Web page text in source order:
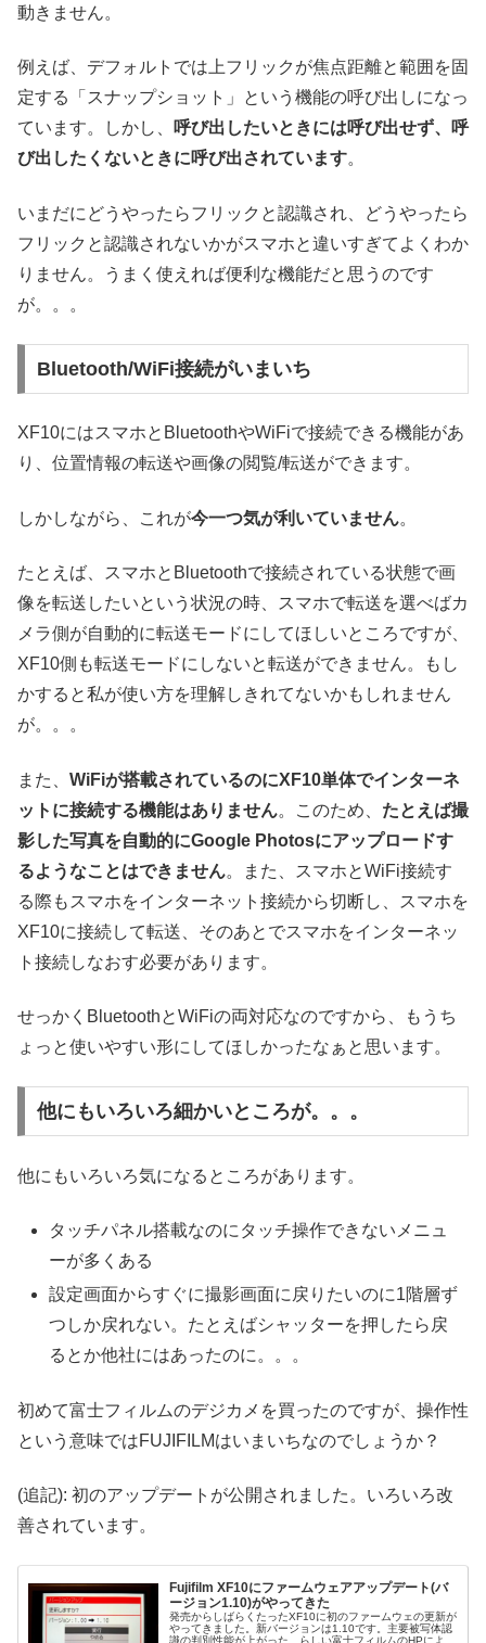
動きません。
例えば、デフォルトでは上フリックが焦点距離と範囲を固
定する「スナップショット」という機能の呼び出しになっ
ています。しかし、 呼び出したいときには呼び出せず、呼
び出したくないときに呼び出されています。
いまだにどうやったらフリックと認識され、どうやったら
フリックと認識されないかがスマホと違いすぎてよくわか
りません。うまく使えれば便利な機能だと思うのです
が。。。
Bluetooth/WiFi接続がいまいち
XF10にはスマホとBluetoothやWiFiで接続できる機能があ
り、位置情報の転送や画像の閲覧/転送ができます。
しかしながら、これが今一つ気が利いていません。
たとえば、スマホとBluetoothで接続されている状態で画
像を転送したいという状況の時、スマホで転送を選べばカ
メラ側が自動的に転送モードにしてほしいところですが、
XF10側も転送モードにしないと転送ができません。もし
かすると私が使い方を理解しきれてないかもしれません
が。。。
また、 WiFiが搭載されているのにXF10単体でインターネ
ットに接続する機能はありません。このため、 たとえば撮
影した写真を自動的にGoogle Photosにアップロードす
るようなことはできません。また、スマホとWiFi接続す
る際もスマホをインターネット接続から切断し、スマホを
XF10に接続して転送、そのあとでスマホをインターネッ
ト接続しなおす必要があります。
せっかくBluetoothとWiFiの両対応なのですから、もうち
ょっと使いやすい形にしてほしかったなぁと思います。
他にもいろいろ細かいところが。。。
他にもいろいろ気になるところがあります。
タッチパネル搭載なのにタッチ操作できないメニュ
ーが多くある
設定画面からすぐに撮影画面に戻りたいのに1階層ず
つしか戻れない。たとえばシャッターを押したら戻
るとか他社にはあったのに。。。
初めて富士フィルムのデジカメを買ったのですが、操作性
という意味ではFUJIFILMはいまいちなのでしょうか？
(追記): 初のアップデートが公開されました。いろいろ改
善されています。
Fujifilm XF10にファームウェアアップデート(バ
ージョン1.10)がやってきた
発売からしばらくたったXF10に初のファームウェの更新が
やってきました。新バージョンは1.10です。主要被写体認
識の判別性能が上がった、らしい富士フィルムのHPによる